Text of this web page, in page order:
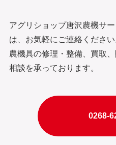
アグリショップ唐沢農機サ
は、お気軽にご連絡ください
農機具の修理・整備、買取
相談を承っております。
0268-